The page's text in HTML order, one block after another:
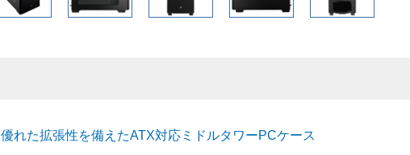
優れた拡張性を備えたATX対応ミドルタワーPCケース